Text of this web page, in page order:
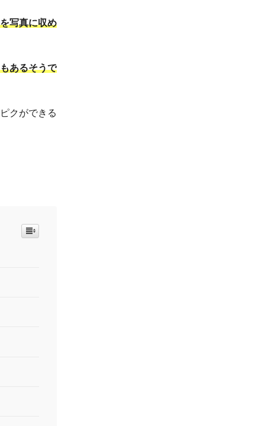
写真に収め
あるそうで
クができる